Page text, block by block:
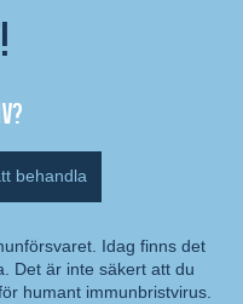
behandla
Idag finns det
Det är inte säkert att du
humant immunbristvirus.